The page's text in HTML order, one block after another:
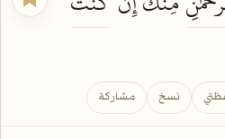
نسخ مشاركة